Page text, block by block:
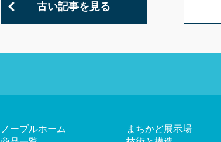
古い記事を見る
ノーブルホーム
まちかど展示場